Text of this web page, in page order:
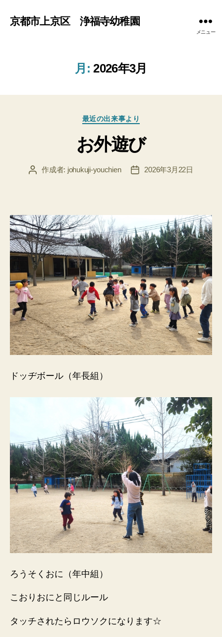
京都市上京区 浄福寺幼稚園
メニュー
月: 2026年3月
カ
ゴ
リ
最近の出来事より
お外遊び
投 作成者: johukuji-youchien
投
2026年3月22日
ドッヂボール（年長組）
ろうそくおに（年中組）
こおりおにと同じルール
タッチされたらロウソクになります☆